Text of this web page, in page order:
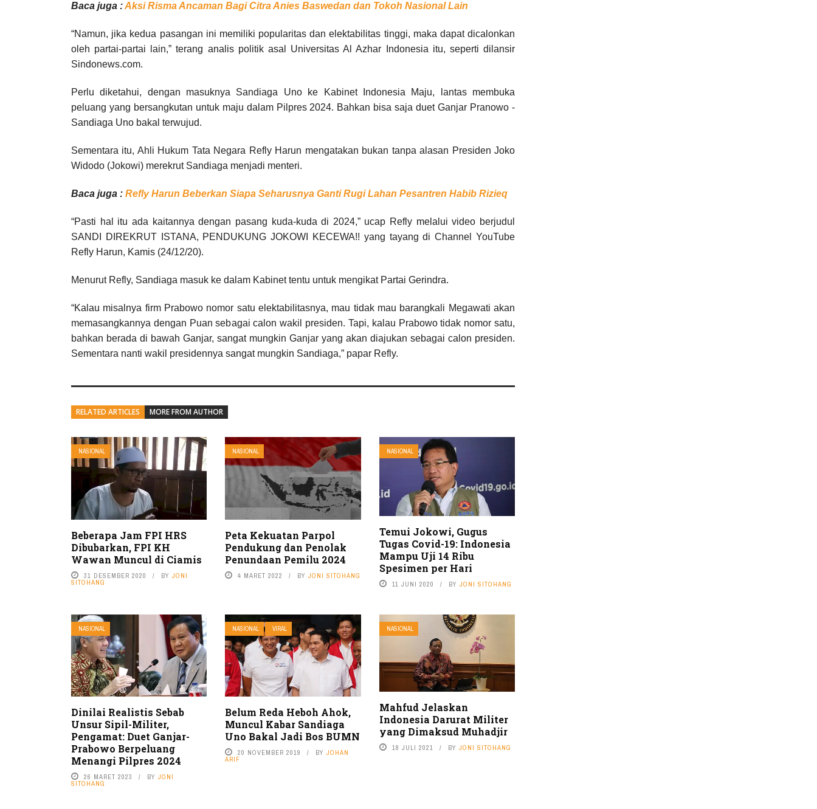
Baca juga :Aksi Risma Ancaman Bagi Citra Anies Baswedan dan Tokoh Nasional Lain
“Namun, jika kedua pasangan ini memiliki popularitas dan elektabilitas tinggi, maka dapat dicalonkan
oleh partai-partai lain,” terang analis politik asal Universitas Al Azhar Indonesia itu, seperti dilansir
Sindonews.com.
Perlu diketahui, dengan masuknya Sandiaga Uno ke Kabinet Indonesia Maju, lantas membuka
peluang yang bersangkutan untuk maju dalam Pilpres 2024. Bahkan bisa saja duet Ganjar Pranowo -
Sandiaga Uno bakal terwujud.
Sementara itu, Ahli Hukum Tata Negara Refly Harun mengatakan bukan tanpa alasan Presiden Joko
Widodo (Jokowi) merekrut Sandiaga menjadi menteri.
Baca juga : Refly Harun Beberkan Siapa Seharusnya Ganti Rugi Lahan Pesantren Habib Rizieq
“Pasti hal itu ada kaitannya dengan pasang kuda-kuda di 2024,” ucap Refly melalui video berjudul
SANDI DIREKRUT ISTANA, PENDUKUNG JOKOWI KECEWA!! yang tayang di Channel YouTube
Refly Harun, Kamis (24/12/20).
Menurut Refly, Sandiaga masuk ke dalam Kabinet tentu untuk mengikat Partai Gerindra.
“Kalau misalnya firm Prabowo nomor satu elektabilitasnya, mau tidak mau barangkali Megawati akan
memasangkannya dengan Puan sebagai calon wakil presiden. Tapi, kalau Prabowo tidak nomor satu,
bahkan berada di bawah Ganjar, sangat mungkin Ganjar yang akan diajukan sebagai calon presiden.
Sementara nanti wakil presidennya sangat mungkin Sandiaga,” papar Refly.
RELATED ARTICLES MORE FROM AUTHOR
NASIONAL
Beberapa Jam FPI HRS
Dibubarkan, FPI KH
Wawan Muncul di Ciamis
31 DESEMBER 2020 BY JONI
SITOHANG
NASIONAL
Peta Kekuatan Parpol
Pendukung dan Penolak
Penundaan Pemilu 2024
4 MARET 2022 BYJONI SITOHANG
NASIONAL
Temui Jokowi, Gugus
Tugas Covid-19: Indonesia
Mampu Uji 14 Ribu
Spesimen per Hari
11 JUNI 2020 BY JONI SITOHANG
NASIONAL
Dinilai Realistis Sebab
Unsur Sipil-Militer,
Pengamat: Duet Ganjar-
Prabowo Berpeluang
Menangi Pilpres 2024
26 MARET 2023 BY JONI
SITOHANG
NASIONAL VIRAL
Belum Reda Heboh Ahok,
Muncul Kabar Sandiaga
Uno Bakal Jadi Bos BUMN
20 NOVEMBER 2019 BYJOHAN
ARIF
NASIONAL
Mahfud Jelaskan
Indonesia Darurat Militer
yang Dimaksud Muhadjir
18 JULI 2021 BY JONI SITOHANG